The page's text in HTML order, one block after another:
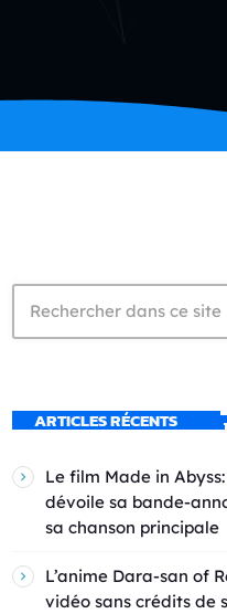
ARTICLES RÉCENTS
Le film Made in
dévoile sa bande-
sa chanson principale
L’anime Dara-san of
vidéo sans crédits de